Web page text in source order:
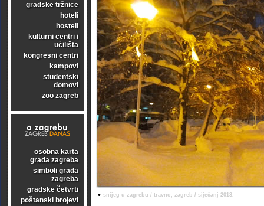
gradske tržnice
hoteli
hosteli
kulturni centri i
učilišta
kongresni centri
kampovi
studentski
domovi
zoo zagreb
osobna karta
grada zagreba
simboli grada
zagreba
gradske četvrti
poštanski brojevi
• snijeg u zagrebu / travno, zagreb / siječanj 2013.